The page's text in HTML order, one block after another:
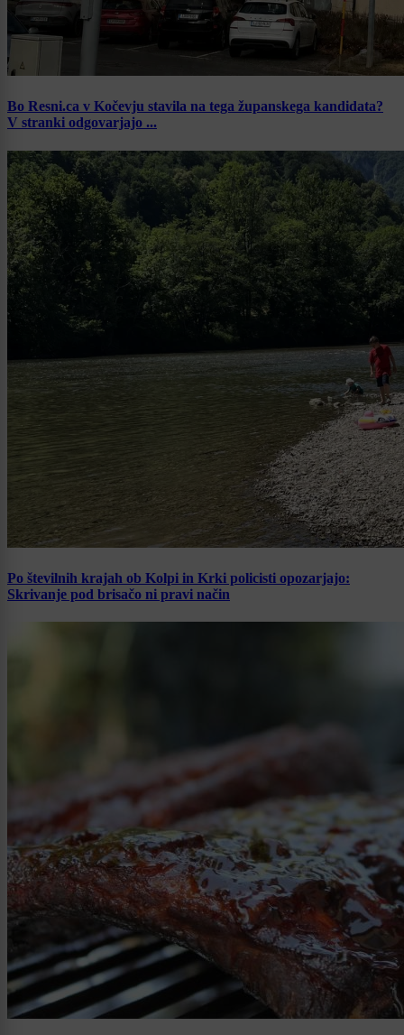
Bo Resni.ca v Kočevju stavila na tega županskega kandidata?
V stranki odgovarjajo ...
Po številnih krajah ob Kolpi in Krki policisti opozarjajo:
Skrivanje pod brisačo ni pravi način